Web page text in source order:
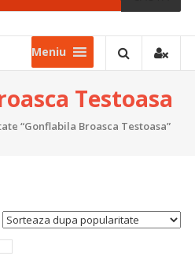
Meniu
Testoasa
“Gonflabila Broasca Testoasa”